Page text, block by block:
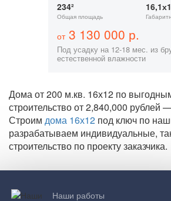
234²
Общая площадь
от3 130 000 р.
Под усадку на 12-18 мес. из
естественной влажности
Дома от 200 м.кв. 16х12 по
строительство от 2,840,000
Строим дома 16х12 под ключ по
разрабатываем индивидуальные,
строительство по проекту заказчика.
Наши работы